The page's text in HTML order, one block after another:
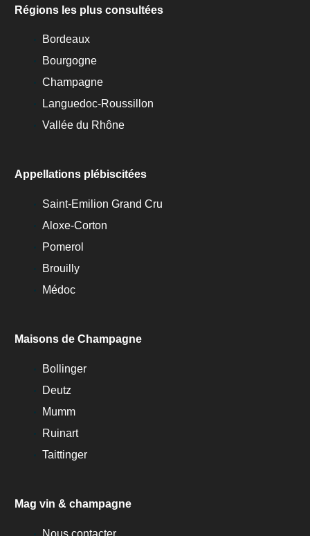
Régions les plus consultées
Bordeaux
Bourgogne
Champagne
Languedoc-Roussillon
Vallée du Rhône
Appellations plébiscitées
Saint-Emilion Grand Cru
Aloxe-Corton
Pomerol
Brouilly
Médoc
Maisons de Champagne
Bollinger
Deutz
Mumm
Ruinart
Taittinger
Mag vin & champagne
Nous contacter